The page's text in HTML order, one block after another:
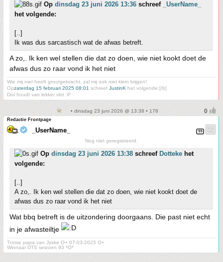
Op dinsdag 23 juni 2026 13:36 schreef
_UserName_
het volgende:
[..]
Ik was dus sarcastisch wat de afwas betreft.
A zo,. Ik ken wel stellen die dat zo doen, wie niet kookt doet de
afwas dus zo raar vond ik het niet
Wie mij niet heeft grootgebracht, zal mij ook niet klein krijgen!
Opzaterdag 15 februari 2025 08:01 schreef JustinK het volgende:[/b]
Dot houdt van lekker vlot :P
• dinsdag 23 juni 2026 @ 13:38 • 178
Redactie Frontpage
_UserName_
Nog niet geregistreerd.
Op dinsdag 23 juni 2026 13:38 schreef Dotteke het
volgende:
[..]
A zo,. Ik ken wel stellen die dat zo doen, wie niet kookt doet de
afwas dus zo raar vond ik het niet
Wat bbq betreft is de uitzondering doorgaans. Die past niet echt
in je afwasteiltje
Trotse papa van Jyske O+ 07-03-2025 O+
Winnaar DTS seizoen 93 *O*